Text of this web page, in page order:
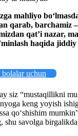
mahliyo
qarab, barchamiz
qatʼi nazar,
haqida jiddiy
bolalar uchun
siz “mustaqillikni
keng yoyish
qoʻshishim
shu savolga